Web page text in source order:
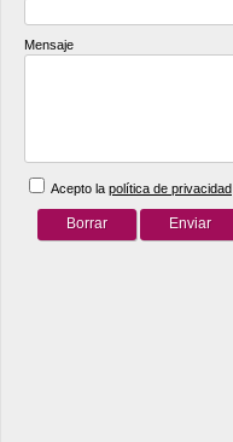
Mensaje
Acepto la política de privacidad